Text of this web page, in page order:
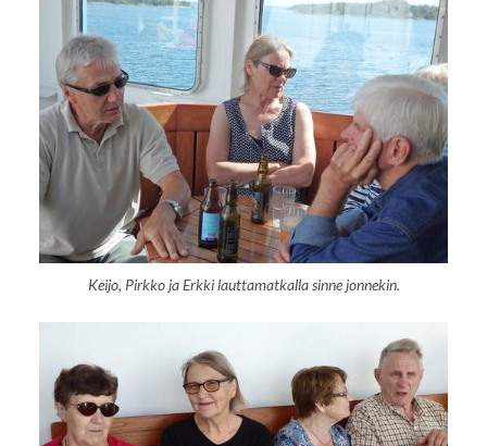
Keijo, Pirkko ja Erkki lauttamatkalla sinne jonnekin.